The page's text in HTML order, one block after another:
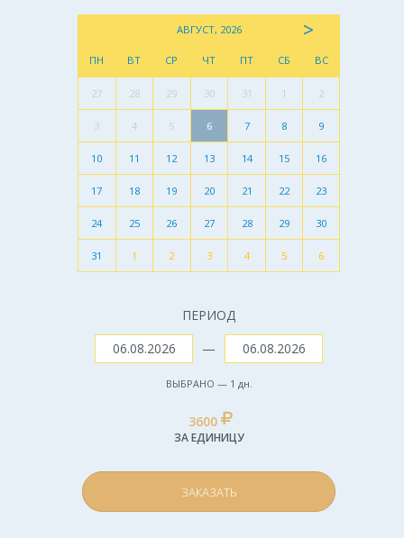
АВГУСТ, 2026 >
ПН ВТ СР ЧТ ПТ СБ ВС
27 28 29 30 31 1 2
3 4 5 6 7 8 9
10 11 12 13 14 15 16
17 18 19 20 21 22 23
24 25 26 27 28 29 30
31 1 2 3 4 5 6
ПЕРИОД
—
ВЫБРАНО — 1 дн.
3600
ЗА ЕДИНИЦУ
ЗАКАЗАТЬ